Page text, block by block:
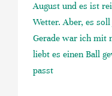
August und es ist
Wetter. Aber, es
Gerade war ich mit
liebt es einen Ball
passt